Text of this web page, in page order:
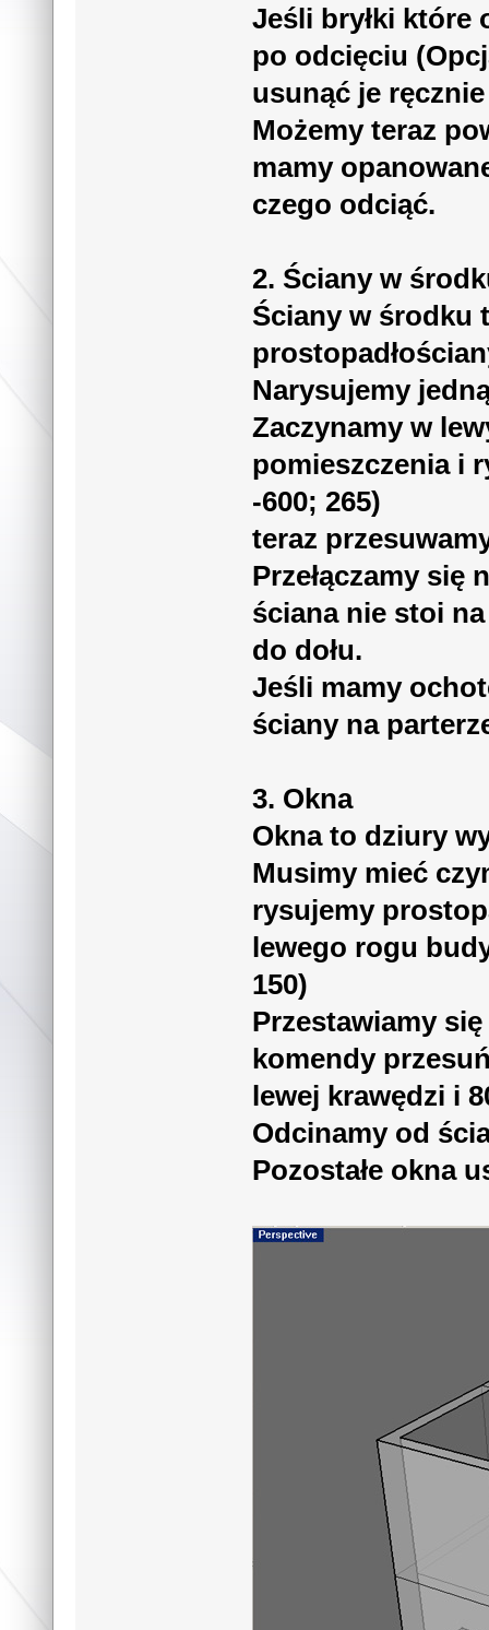
Jeśli bryłki które
po odcięciu
usunąć je ręcznie
Możemy teraz
mamy
czego odciąć.
2. Ściany w
Ściany w środku
Narysujemy
Zaczynamy w
pomieszczenia i
-600; 265)
teraz
Przełączamy się
ściana nie stoi
do dołu.
Jeśli mamy
ściany na
3. Okna
Okna to dziury
Musimy mieć
rysujemy
lewego rogu
150)
Przestawiamy
komendy
lewej krawędzi i
Odcinamy od
Pozostałe okna